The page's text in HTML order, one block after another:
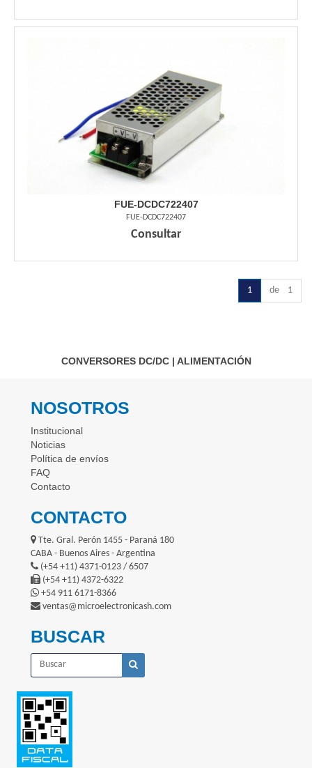
FUE-DCDC722407
FUE-DCDC722407
Consultar
1 de 1
CONVERSORES DC/DC| ALIMENTACIÓN
NOSOTROS
Institucional
Noticias
Política de envíos
FAQ
Contacto
CONTACTO
Tte. Gral. Perón 1455 - Paraná 180
CABA - Buenos Aires - Argentina
(+54 +11) 4371-0123 / 6507
(+54 +11) 4372-6322
+54 911 6171-8366
ventas@microelectronicash.com
BUSCAR